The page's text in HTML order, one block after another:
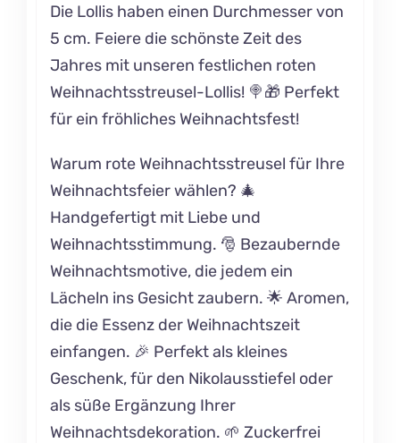
Die Lollis haben einen Durchmesser von
5 cm. Feiere die schönste Zeit des
Jahres mit unseren festlichen roten
Weihnachtsstreusel-Lollis! 🍭🎁 Perfekt
für ein fröhliches Weihnachtsfest!
Warum rote Weihnachtsstreusel für Ihre
Weihnachtsfeier wählen? 🎄
Handgefertigt mit Liebe und
Weihnachtsstimmung. 🎅 Bezaubernde
Weihnachtsmotive, die jedem ein
Lächeln ins Gesicht zaubern. 🌟 Aromen,
die die Essenz der Weihnachtszeit
einfangen. 🎉 Perfekt als kleines
Geschenk, für den Nikolausstiefel oder
als süße Ergänzung Ihrer
Weihnachtsdekoration. 🌱 Zuckerfrei